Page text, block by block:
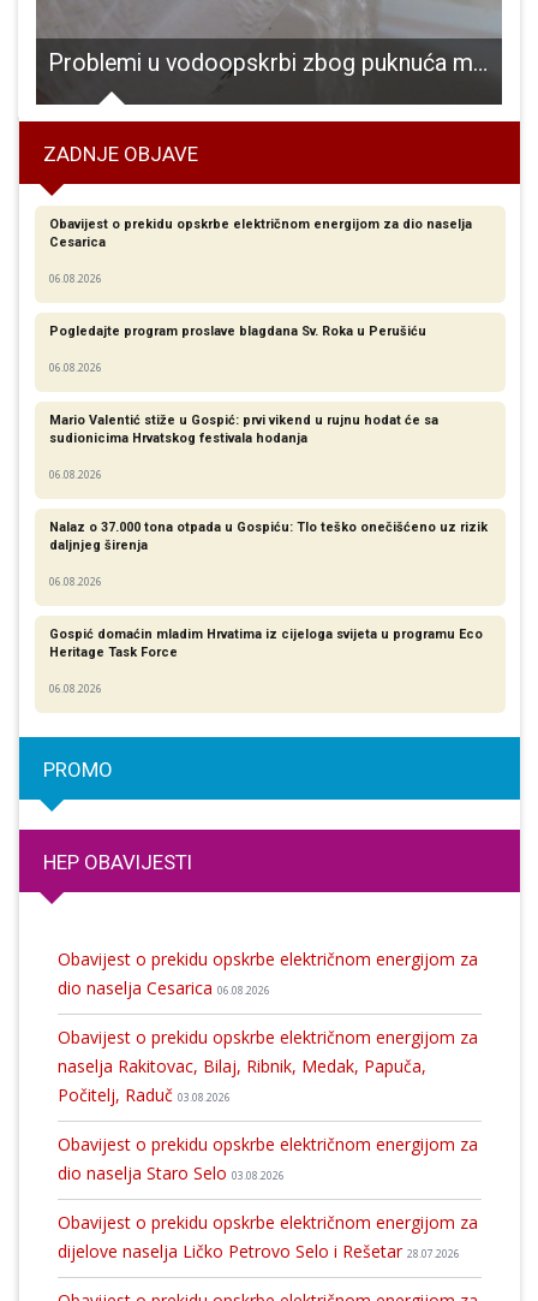
Problemi u vodoopskrbi zbog puknuća magistralnog cjevovoda Gospić- Medak
ZADNJE OBJAVE
Obavijest o prekidu opskrbe električnom energijom za dio naselja
Cesarica
06.08.2026
Pogledajte program proslave blagdana Sv. Roka u Perušiću
06.08.2026
Mario Valentić stiže u Gospić: prvi vikend u rujnu hodat će sa
sudionicima Hrvatskog festivala hodanja
06.08.2026
Nalaz o 37.000 tona otpada u Gospiću: Tlo teško onečišćeno uz rizik
daljnjeg širenja
06.08.2026
Gospić domaćin mladim Hrvatima iz cijeloga svijeta u programu Eco
Heritage Task Force
06.08.2026
PROMO
HEP OBAVIJESTI
Obavijest o prekidu opskrbe električnom energijom za
dio naselja Cesarica 06.08.2026
Obavijest o prekidu opskrbe električnom energijom za
naselja Rakitovac, Bilaj, Ribnik, Medak, Papuča,
Počitelj, Raduč 03.08.2026
Obavijest o prekidu opskrbe električnom energijom za
dio naselja Staro Selo 03.08.2026
Obavijest o prekidu opskrbe električnom energijom za
dijelove naselja Ličko Petrovo Selo i Rešetar 28.07.2026